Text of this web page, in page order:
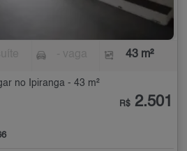
43 m²
no Ipiranga - 43 m²
R$ 2.501